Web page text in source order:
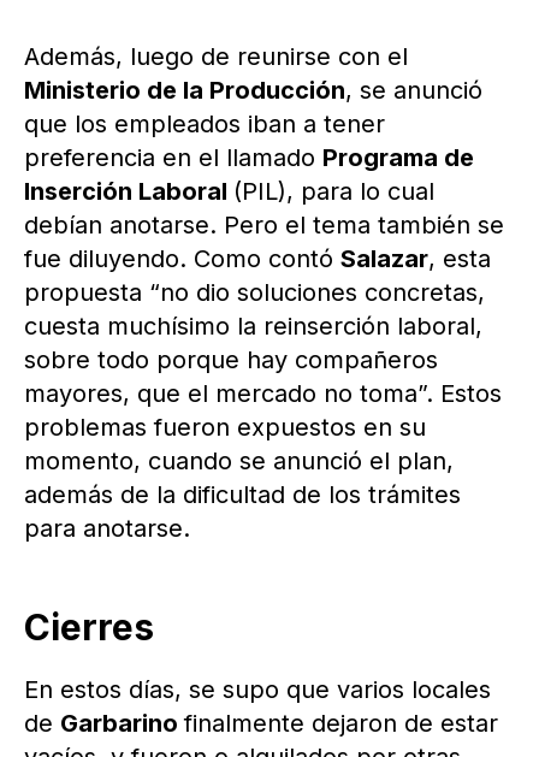
Además, luego de reunirse con el
Ministerio de la Producción, se anunció
que los empleados iban a tener
preferencia en el llamado Programa de
Inserción Laboral (PIL), para lo cual
debían anotarse. Pero el tema también se
fue diluyendo. Como contó Salazar, esta
propuesta “no dio soluciones concretas,
cuesta muchísimo la reinserción laboral,
sobre todo porque hay compañeros
mayores, que el mercado no toma”. Estos
problemas fueron expuestos en su
momento, cuando se anunció el plan,
además de la dificultad de los trámites
para anotarse.
Cierres
En estos días, se supo que varios locales
de Garbarinofinalmente dejaron de estar